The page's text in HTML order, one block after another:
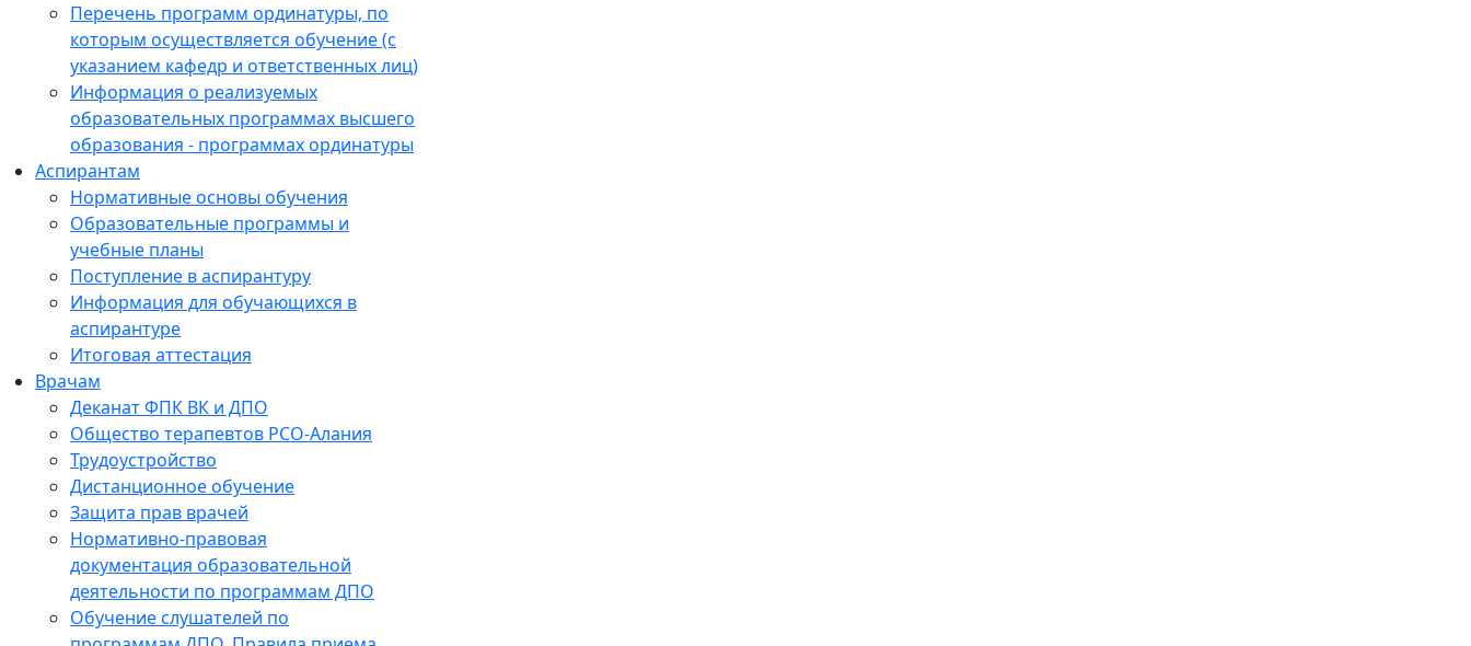
Перечень программ ординатуры, по
которым осуществляется обучение (с
указанием кафедр и ответственных лиц)
Информация о реализуемых
образовательных программах высшего
образования - программах ординатуры
Аспирантам
Нормативные основы обучения
Образовательные программы и
учебные планы
Поступление в аспирантуру
Информация для обучающихся в
аспирантуре
Итоговая аттестация
Врачам
Деканат ФПК ВК и ДПО
Общество терапевтов РСО-Алания
Трудоустройство
Дистанционное обучение
Защита прав врачей
Нормативно-правовая
документация образовательной
деятельности по программам ДПО
Обучение слушателей по